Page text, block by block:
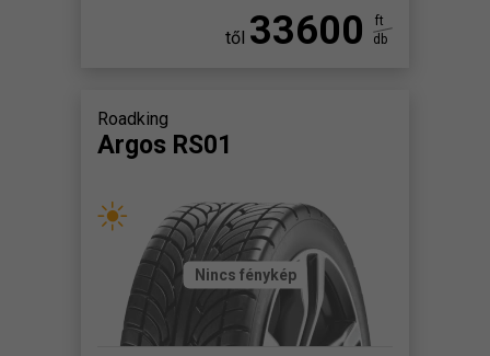
től 33600
ft
db
Roadking
Argos RS01
Nincs fénykép